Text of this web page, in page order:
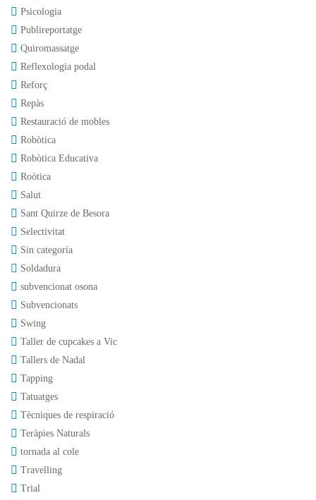
Psicologia
Publireportatge
Quiromassatge
Reflexologia podal
Reforç
Repàs
Restauració de mobles
Robòtica
Robòtica Educativa
Roòtica
Salut
Sant Quirze de Besora
Selectivitat
Sin categoría
Soldadura
subvencionat osona
Subvencionats
Swing
Taller de cupcakes a Vic
Tallers de Nadal
Tapping
Tatuatges
Tècniques de respiració
Teràpies Naturals
tornada al cole
Travelling
Trial